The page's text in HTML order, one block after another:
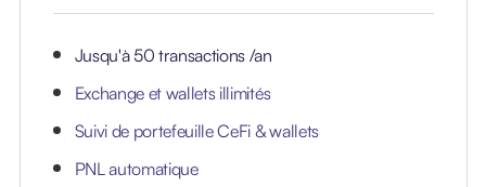
Jusqu'à 50 transactions /an
Exchange et wallets illimités
Suivi de portefeuille CeFi & wallets
PNL automatique